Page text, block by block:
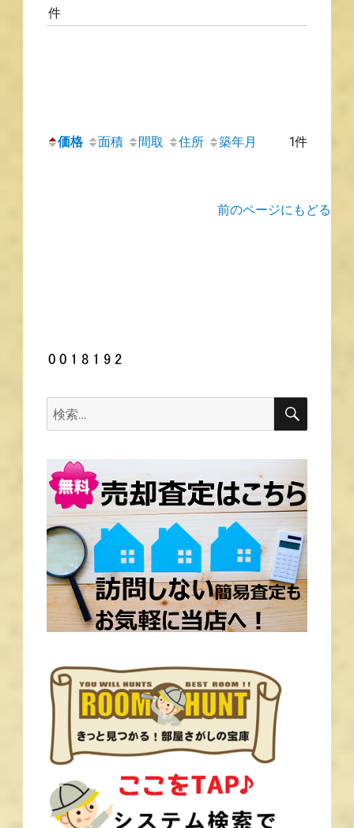
件
価格 面積 間取 住所 築年月 1件
前のページにもどる